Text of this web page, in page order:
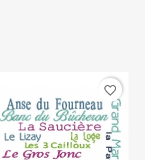
favorite_border